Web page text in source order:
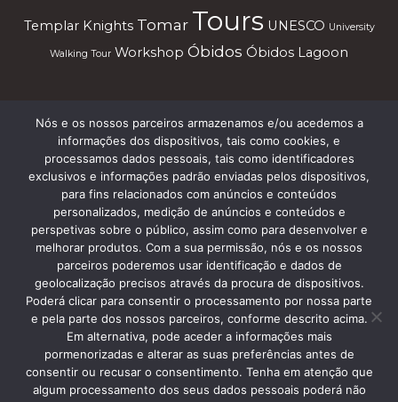
Templar Knights Tomar Tours UNESCO University
Walking Tour Workshop Óbidos Óbidos Lagoon
Subscreve a nossa Newsletter
Termos e Condições
Copyright © 2013 Silver Coast Travelling Tours. • Caldas da
Nós e os nossos parceiros armazenamos e/ou acedemos a
informações dos dispositivos, tais como cookies, e
processamos dados pessoais, tais como identificadores
exclusivos e informações padrão enviadas pelos dispositivos,
para fins relacionados com anúncios e conteúdos
personalizados, medição de anúncios e conteúdos e
perspetivas sobre o público, assim como para desenvolver e
melhorar produtos. Com a sua permissão, nós e os nossos
parceiros poderemos usar identificação e dados de
geolocalização precisos através da procura de dispositivos.
Poderá clicar para consentir o processamento por nossa parte
e pela parte dos nossos parceiros, conforme descrito acima.
Em alternativa, pode aceder a informações mais
pormenorizadas e alterar as suas preferências antes de
consentir ou recusar o consentimento. Tenha em atenção que
algum processamento dos seus dados pessoais poderá não